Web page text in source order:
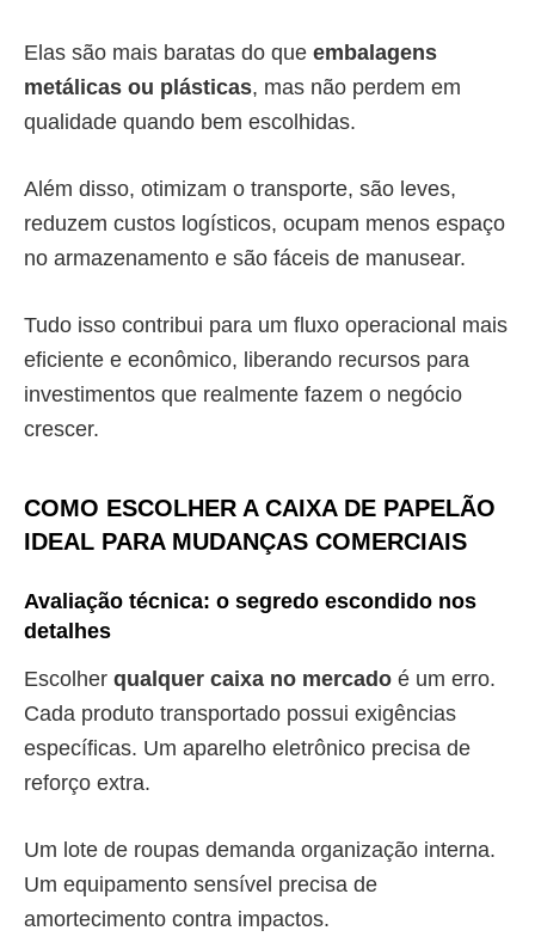
Elas são mais baratas do que embalagens
metálicas ou plásticas, mas não perdem em
qualidade quando bem escolhidas.
Além disso, otimizam o transporte, são leves,
reduzem custos logísticos, ocupam menos espaço
no armazenamento e são fáceis de manusear.
Tudo isso contribui para um fluxo operacional mais
eficiente e econômico, liberando recursos para
investimentos que realmente fazem o negócio
crescer.
COMO ESCOLHER A CAIXA DE PAPELÃO
IDEAL PARA MUDANÇAS COMERCIAIS
Avaliação técnica: o segredo escondido nos
detalhes
Escolher qualquer caixa no mercado é um erro.
Cada produto transportado possui exigências
específicas. Um aparelho eletrônico precisa de
reforço extra.
Um lote de roupas demanda organização interna.
Um equipamento sensível precisa de
amortecimento contra impactos.